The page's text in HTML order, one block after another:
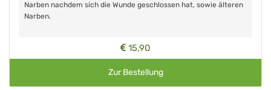
Narben nachdem sich die Wunde geschlossen hat, sowie älteren
Narben.
15,90
Zur Bestellung